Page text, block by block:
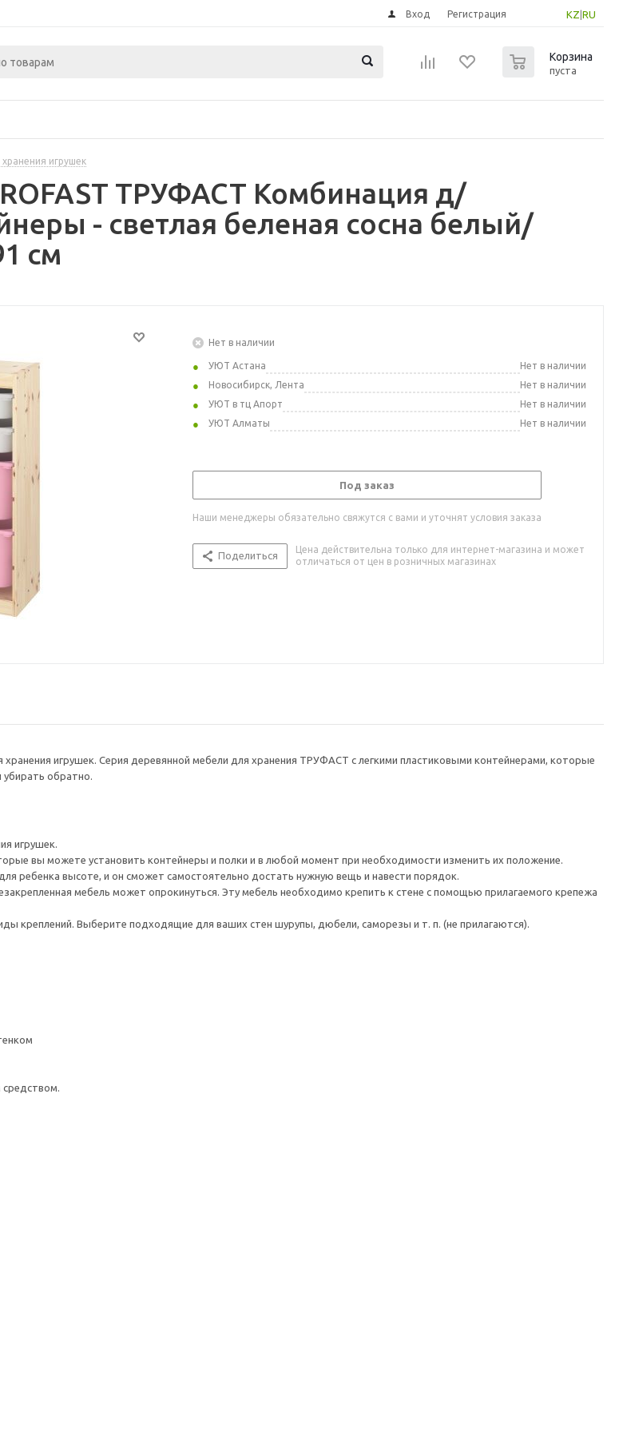
KZ RU
Вход Регистрация
Корзина
пуста
игрушек
ТРУФАСТ Комбинация д/
- светлая беленая сосна белый/
см
Нет в наличии
УЮТ Астана
Нет в наличии
Новосибирск, Лента
Нет в наличии
УЮТ в тц Апорт
Нет в наличии
УЮТ Алматы
Нет в наличии
Под заказ
Наши менеджеры обязательно свяжутся с вами и уточнят условия заказа
Поделиться
Цена действительна только для интернет-магазина и может
отличаться от цен в розничных магазинах
игрушек. Серия деревянной мебели для хранения ТРУФАСТ с легкими пластиковыми контейнерами, которые
убирать обратно.
игрушек.
вы можете установить контейнеры и полки и в любой момент при необходимости изменить их положение.
ребенка высоте, и он сможет самостоятельно достать нужную вещь и навести порядок.
мебель может опрокинуться. Эту мебель необходимо крепить к стене с помощью прилагаемого крепежа
креплений. Выберите подходящие для ваших стен шурупы, дюбели, саморезы и т. п. (не прилагаются).